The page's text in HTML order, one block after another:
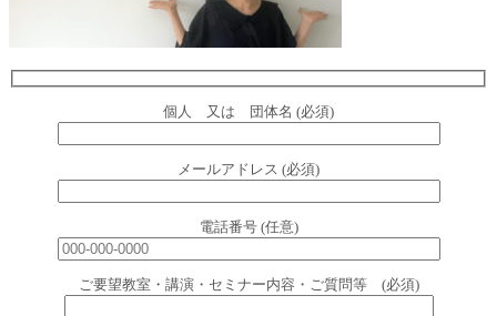
個人 又は 団体名 (必須)
メールアドレス (必須)
電話番号 (任意)
ご要望教室・講演・セミナー内容・ご質問等 (必須)